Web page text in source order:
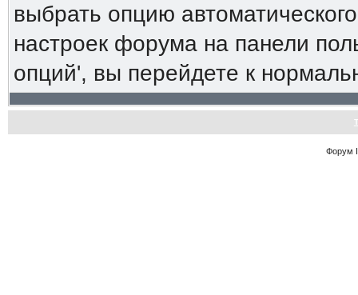
выбрать опцию
настроек форума на панели
опций', вы перейдете к
Форум